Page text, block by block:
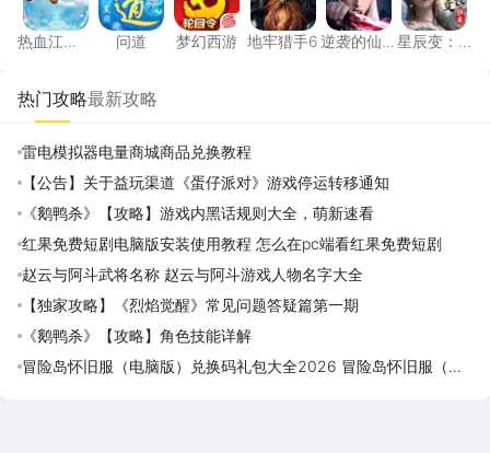
热血江
问道 梦幻西游 地牢猎手6逆袭的仙
星辰变：
热门攻略最新攻略
雷电模拟器电量商城商品兑换教程
【公告】关于益玩渠道《蛋仔派对》游戏停运转移通知
《鹅鸭杀》【攻略】游戏内黑话规则大全，萌新速看
红果免费短剧电脑版安装使用教程 怎么在pc端看红果免费短剧
赵云与阿斗武将名称 赵云与阿斗游戏人物名字大全
【独家攻略】《烈焰觉醒》常见问题答疑篇第一期
《鹅鸭杀》【攻略】角色技能详解
冒险岛怀旧服（电脑版）兑换码礼包大全2026 冒险岛怀旧服（电